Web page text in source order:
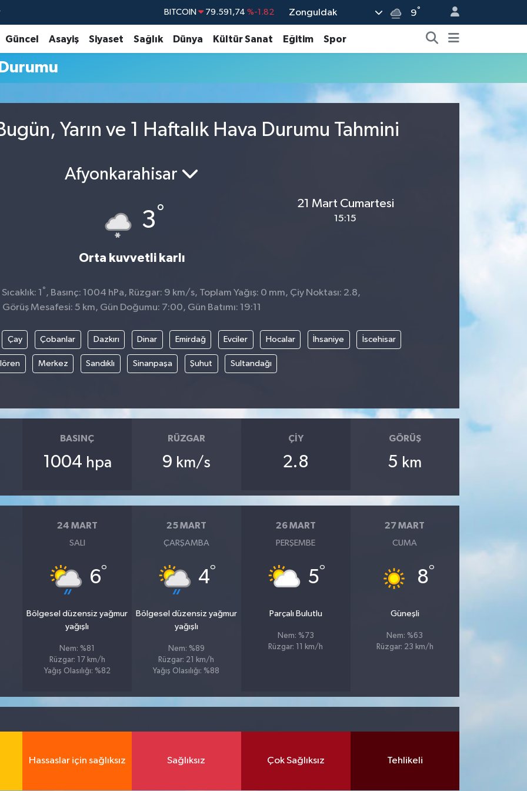
BITCOIN 79.591,74 %-1.82
DOLAR 45,43620 %0.02
EURO 53,38690 %0.19
Zonguldak 9°
Güncel Asayiş Siyaset Sağlık Dünya Kültür Sanat Eğitim Spor
Yarın ve 1 Haftalık Hava Durumu Tahmini
Afyonkarahisar
3°
Orta kuvvetli karlı
21 Mart Cumartesi
15:15
1 ° , Basınç: 1004 hPa, Rüzgar: 9 km/s, Toplam Yağış: 0 mm, Çiy Noktası: 2.8,
Görüş Mesafesi: 5 km, Gün Doğumu: 7:00, Gün Batımı: 19:11
Çay Çobanlar Dazkırı Dinar Emirdağ Evciler Hocalar İhsaniye İscehisar
Merkez Sandıklı Sinanpaşa Şuhut Sultandağı
BASINÇ
1004 hpa
RÜZGAR
9 km/s
ÇIY
2.8
GÖRÜŞ
5 km
24 MART
SALI
6°
Bölgesel düzensiz yağmur
yağışlı
Nem: %81
Rüzgar: 17 km/h
Yağış Olasılığı: %82
25 MART
ÇARŞAMBA
4°
Bölgesel düzensiz yağmur
yağışlı
Nem: %89
Rüzgar: 21 km/h
Yağış Olasılığı: %88
26 MART
PERŞEMBE
5°
Parçalı Bulutlu
Nem: %73
Rüzgar: 11 km/h
27 MART
CUMA
8°
Güneşli
Nem: %63
Rüzgar: 23 km/h
Hassaslar için sağlıksız Sağlıksız Çok Sağlıksız Tehlikeli